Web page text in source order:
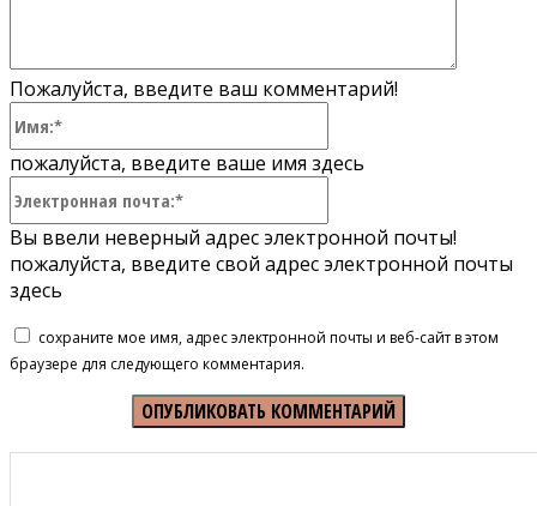
Пожалуйста, введите ваш комментарий!
пожалуйста, введите ваше имя здесь
Вы ввели неверный адрес электронной почты!
пожалуйста, введите свой адрес электронной почты
здесь
сохраните мое имя, адрес электронной почты и веб-сайт в этом
браузере для следующего комментария.